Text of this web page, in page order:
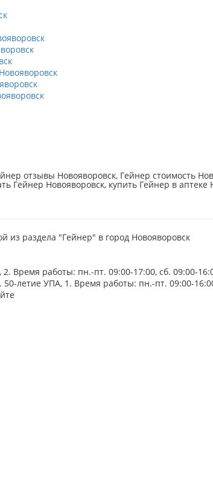
отзывы Новояворовск, Гейнер стоимость
Гейнер Новояворовск, купить Гейнер в
из раздела "Гейнер" в город Новояворовск
Время работы: пн.-пт. 09:00-17:00, сб. 09:00-
летие УПА, 1. Время работы: пн.-пт. 09:00-